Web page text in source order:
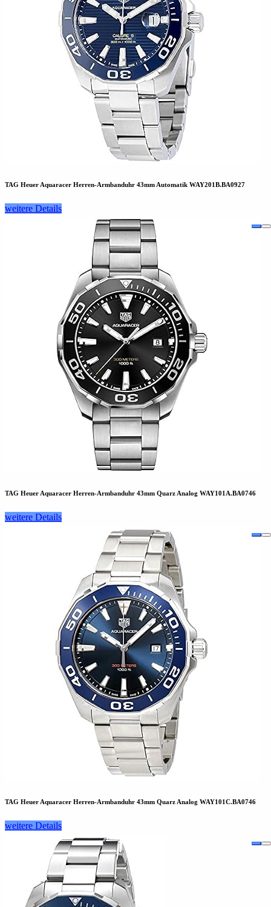
TAG Heuer Aquaracer Herren-Armbanduhr 43mm Automatik WAY201B.BA0927
weitere Details
TAG Heuer Aquaracer Herren-Armbanduhr 43mm Quarz Analog WAY101A.BA0746
weitere Details
TAG Heuer Aquaracer Herren-Armbanduhr 43mm Quarz Analog WAY101C.BA0746
weitere Details